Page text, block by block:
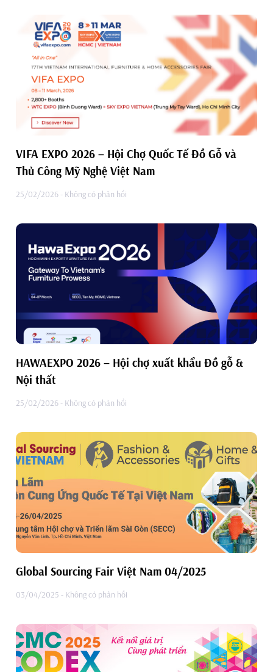
VIFA EXPO 2026 – Hội Chợ Quốc Tế Đồ Gỗ và
Thủ Công Mỹ Nghệ Việt Nam
25/02/2026 Không có phản hồi
HAWAEXPO 2026 – Hội chợ xuất khẩu Đồ gỗ &
Nội thất
25/02/2026 Không có phản hồi
Global Sourcing Fair Việt Nam 04/2025
03/04/2025 Không có phản hồi